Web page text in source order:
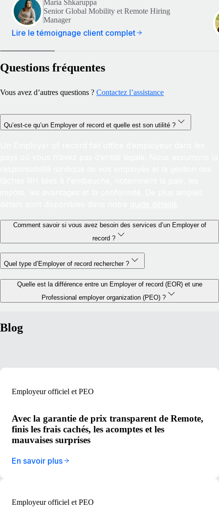
Maria Shkaruppa
Senior Global Mobility et Remote Hiring
Manager
Lire le témoignage client complet
Questions fréquentes
Vous avez d’autres questions ? Contactez l’assistance
Qu’est-ce qu’un Employer of record et quelle est son utilité ?
Comment savoir si vous avez besoin des services d’un Employer of
record ?
Quel type d’Employer of record rechercher ?
Quelle est la différence entre un Employer of record (EOR) et une
Professional employer organization (PEO) ?
Blog
Employeur officiel et PEO
Avec la garantie de prix transparent de Remote,
finis les frais cachés, les acomptes et les
mauvaises surprises
En savoir plus
Employeur officiel et PEO